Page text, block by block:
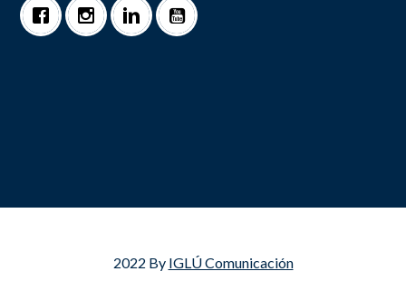
2022 By IGLÚ Comunicación